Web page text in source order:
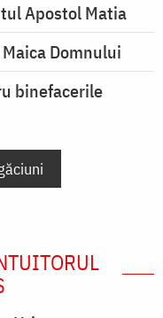
Apostol Matia
Domnului
binefacerile